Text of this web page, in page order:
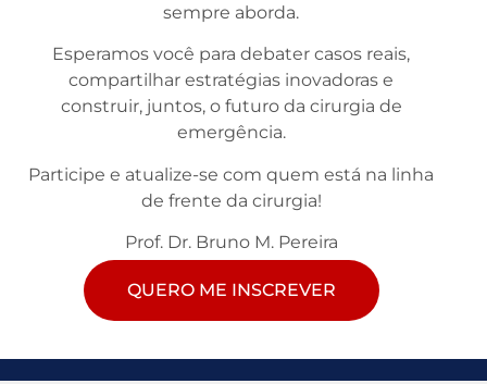
sempre aborda.
Esperamos você para debater casos reais,
compartilhar estratégias inovadoras e
construir, juntos, o futuro da cirurgia de
emergência.
Participe e atualize-se com quem está na linha
de frente da cirurgia!
Prof. Dr. Bruno M. Pereira
QUERO ME INSCREVER